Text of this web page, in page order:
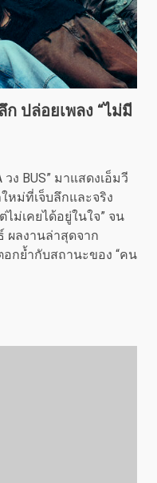
ปล่อยเพลง “ไม่มี
ง BUS” มาแสดงเอ็มวี
หม่ที่เจ็บลึกและจริง
ม่เคยได้อยู่ในใจ” จน
ลงานล่าสุดจาก
อกย้ำกับสถานะของ “คน